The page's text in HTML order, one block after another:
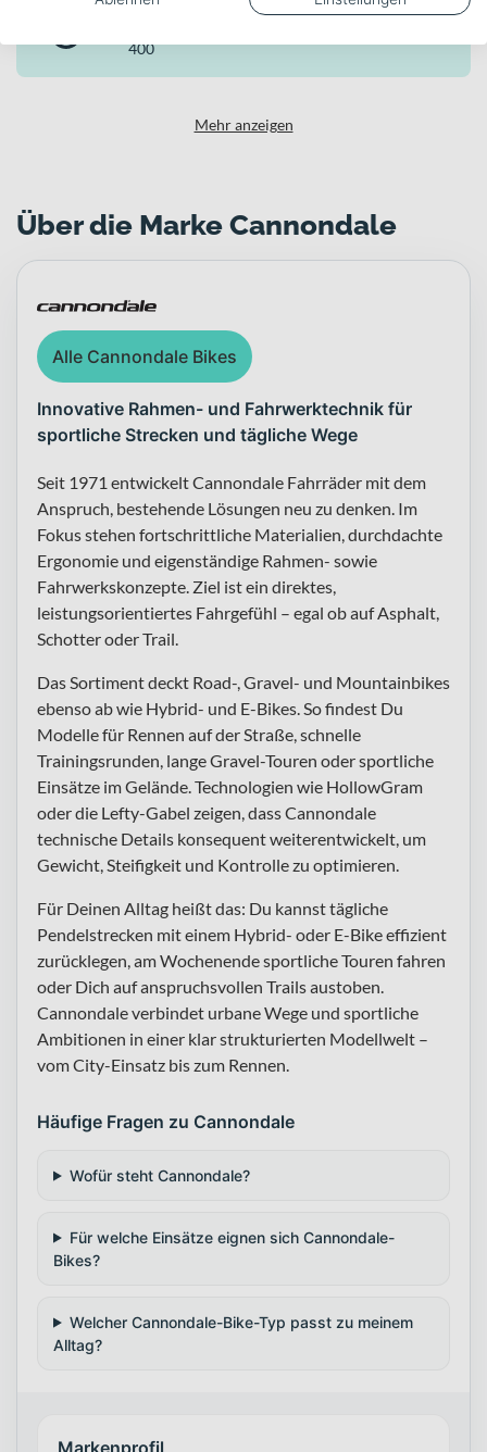
Akku-Kapazität (Wh)
400
Mehr anzeigen
Über die Marke Cannondale
Alle Cannondale Bikes
Innovative Rahmen- und Fahrwerktechnik für
sportliche Strecken und tägliche Wege
Seit 1971 entwickelt Cannondale Fahrräder mit dem
Anspruch, bestehende Lösungen neu zu denken. Im
Fokus stehen fortschrittliche Materialien, durchdachte
Ergonomie und eigenständige Rahmen- sowie
Fahrwerkskonzepte. Ziel ist ein direktes,
leistungsorientiertes Fahrgefühl – egal ob auf Asphalt,
Schotter oder Trail.
Das Sortiment deckt Road-, Gravel- und Mountainbikes
ebenso ab wie Hybrid- und E-Bikes. So findest Du
Modelle für Rennen auf der Straße, schnelle
Trainingsrunden, lange Gravel-Touren oder sportliche
Einsätze im Gelände. Technologien wie HollowGram
oder die Lefty-Gabel zeigen, dass Cannondale
technische Details konsequent weiterentwickelt, um
Gewicht, Steifigkeit und Kontrolle zu optimieren.
Für Deinen Alltag heißt das: Du kannst tägliche
Pendelstrecken mit einem Hybrid- oder E-Bike effizient
zurücklegen, am Wochenende sportliche Touren fahren
oder Dich auf anspruchsvollen Trails austoben.
Cannondale verbindet urbane Wege und sportliche
Ambitionen in einer klar strukturierten Modellwelt –
vom City-Einsatz bis zum Rennen.
Häufige Fragen zu Cannondale
Wofür steht Cannondale?
Für welche Einsätze eignen sich Cannondale-
Bikes?
Welcher Cannondale-Bike-Typ passt zu meinem
Alltag?
Markenprofil